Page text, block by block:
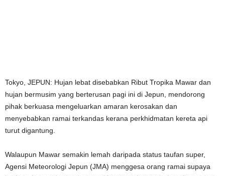
Tokyo, JEPUN: Hujan lebat disebabkan Ribut Tropika Mawar dan
hujan bermusim yang berterusan pagi ini di Jepun, mendorong
pihak berkuasa mengeluarkan amaran kerosakan dan
menyebabkan ramai terkandas kerana perkhidmatan kereta api
turut digantung.
Walaupun Mawar semakin lemah daripada status taufan super,
Agensi Meteorologi Jepun (JMA) menggesa orang ramai supaya